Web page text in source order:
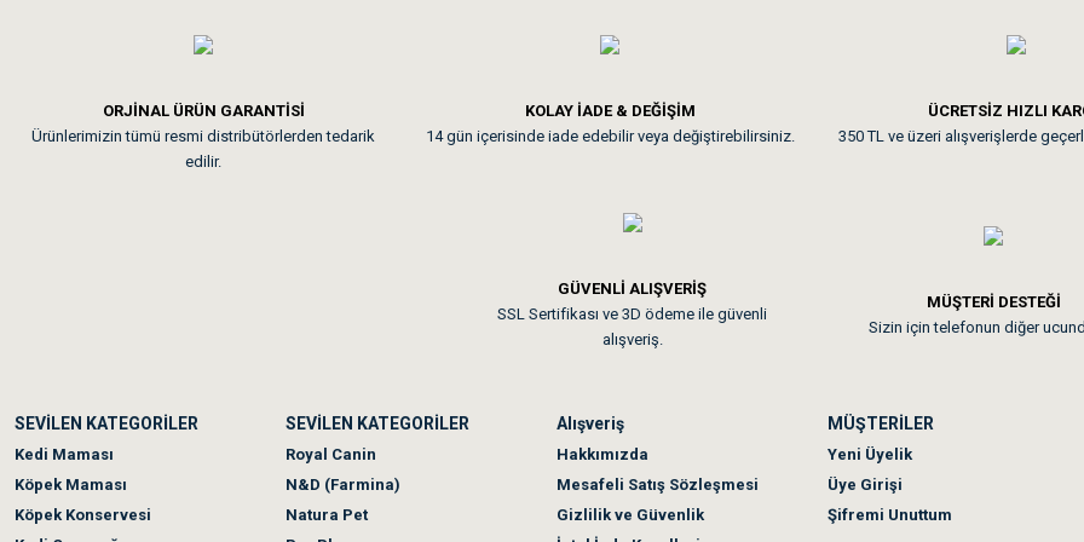
Kedilerim beğeniyorlar. Memnunuz. Uygun fiyatta olması iyi.
Akşam verdiğim sipariş bir sonraki gün elime ulaştı. Jack russell köpeğim severek yedi. Tüy
ORJİNAL ÜRÜN GARANTİSİ
Ürünlerimizin tümü resmi distribütörlerden tedarik
edilir.
KOLAY İADE & DEĞİŞİM
14 gün içerisinde iade edebilir veya değiştirebilirsiniz.
ÜCRETSİZ HIZLI
350 TL ve üzeri alışverişlerde
GÜVENLİ ALIŞVERİŞ
SSL Sertifikası ve 3D ödeme ile güvenli
alışveriş.
MÜŞTERİ DESTEĞİ
Sizin için telefonun diğer
SEVİLEN KATEGORİLER
Kedi Maması
Köpek Maması
Köpek Konservesi
SEVİLEN KATEGORİLER
Royal Canin
N&D (Farmina)
Natura Pet
Alışveriş
Hakkımızda
Mesafeli Satış Sözleşmesi
Gizlilik ve Güvenlik
MÜŞTERİLER
Yeni Üyelik
Üye Girişi
Şifremi Unuttum